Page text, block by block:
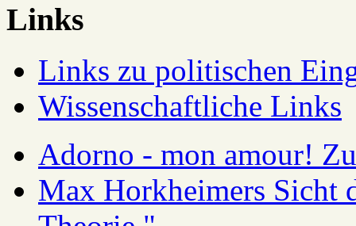
Links
Links zu politischen
Wissenschaftliche Links
Adorno - mon amour!
Max Horkheimers Sicht